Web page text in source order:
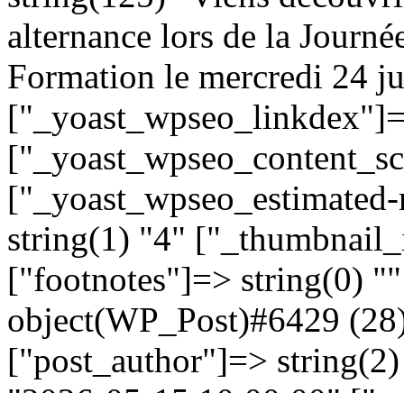
alternance lors de la
Formation le mercredi 24
string(1) "4"
["footnotes"]=> string(0)
object(WP_Post)#6429
["post_author"]=>